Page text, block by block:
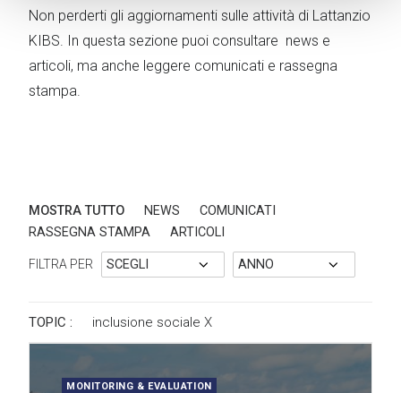
Non perderti gli aggiornamenti sulle attività di Lattanzio
KIBS. In questa sezione puoi consultare news e
articoli, ma anche leggere comunicati e rassegna
stampa.
MOSTRA TUTTO NEWS
COMUNICATI
RASSEGNA STAMPA
ARTICOLI
FILTRA PER
TOPIC : inclusione sociale X
MONITORING & EVALUATION